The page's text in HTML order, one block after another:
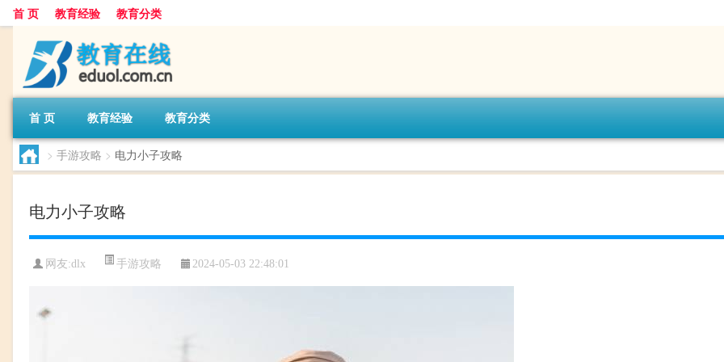
首 页 教育经验 教育分类
首 页 教育经验 教育分类
> 手游攻略 > 电力小子攻略
电力小子攻略
网友:dlx 手游攻略 2024-05-03 22:48:01